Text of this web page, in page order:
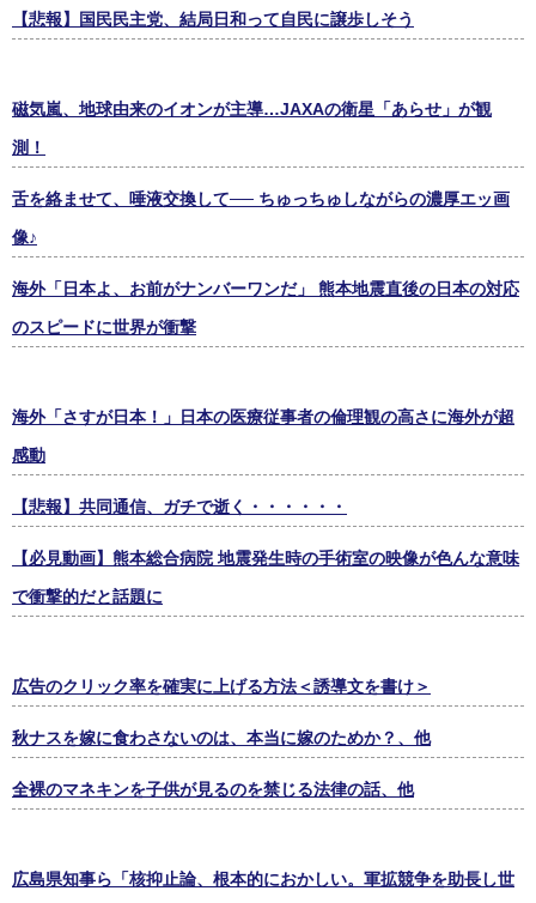
【悲報】国民民主党、結局日和って自民に譲歩しそう
磁気嵐、地球由来のイオンが主導…JAXAの衛星「あらせ」が観
測！
舌を絡ませて、唾液交換して── ちゅっちゅしながらの濃厚エッ画
像♪
海外「日本よ、お前がナンバーワンだ」 熊本地震直後の日本の対応
のスピードに世界が衝撃
海外「さすが日本！」日本の医療従事者の倫理観の高さに海外が超
感動
【悲報】共同通信、ガチで逝く・・・・・・
【必見動画】熊本総合病院 地震発生時の手術室の映像が色んな意味
で衝撃的だと話題に
広告のクリック率を確実に上げる方法＜誘導文を書け＞
秋ナスを嫁に食わさないのは、本当に嫁のためか？、他
全裸のマネキンを子供が見るのを禁じる法律の話、他
広島県知事ら「核抑止論、根本的におかしい。軍拡競争を助長し世